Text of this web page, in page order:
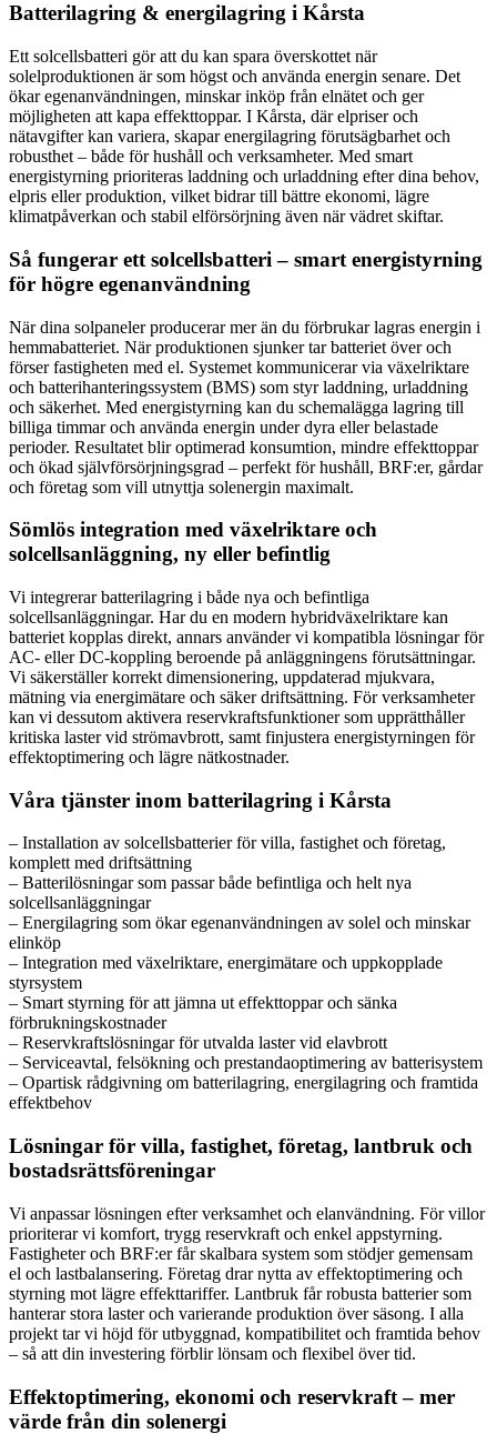
Batterilagring & energilagring i Kårsta
Ett solcellsbatteri gör att du kan spara överskottet när
solelproduktionen är som högst och använda energin senare. Det
ökar egenanvändningen, minskar inköp från elnätet och ger
möjligheten att kapa effekttoppar. I Kårsta, där elpriser och
nätavgifter kan variera, skapar energilagring förutsägbarhet och
robusthet – både för hushåll och verksamheter. Med smart
energistyrning prioriteras laddning och urladdning efter dina behov,
elpris eller produktion, vilket bidrar till bättre ekonomi, lägre
klimatpåverkan och stabil elförsörjning även när vädret skiftar.
Så fungerar ett solcellsbatteri – smart energistyrning
för högre egenanvändning
När dina solpaneler producerar mer än du förbrukar lagras energin i
hemmabatteriet. När produktionen sjunker tar batteriet över och
förser fastigheten med el. Systemet kommunicerar via växelriktare
och batterihanteringssystem (BMS) som styr laddning, urladdning
och säkerhet. Med energistyrning kan du schemalägga lagring till
billiga timmar och använda energin under dyra eller belastade
perioder. Resultatet blir optimerad konsumtion, mindre effekttoppar
och ökad självförsörjningsgrad – perfekt för hushåll, BRF:er, gårdar
och företag som vill utnyttja solenergin maximalt.
Sömlös integration med växelriktare och
solcellsanläggning, ny eller befintlig
Vi integrerar batterilagring i både nya och befintliga
solcellsanläggningar. Har du en modern hybridväxelriktare kan
batteriet kopplas direkt, annars använder vi kompatibla lösningar för
AC- eller DC-koppling beroende på anläggningens förutsättningar.
Vi säkerställer korrekt dimensionering, uppdaterad mjukvara,
mätning via energimätare och säker driftsättning. För verksamheter
kan vi dessutom aktivera reservkraftsfunktioner som upprätthåller
kritiska laster vid strömavbrott, samt finjustera energistyrningen för
effektoptimering och lägre nätkostnader.
Våra tjänster inom batterilagring i Kårsta
– Installation av solcellsbatterier för villa, fastighet och företag,
komplett med driftsättning
– Batterilösningar som passar både befintliga och helt nya
solcellsanläggningar
– Energilagring som ökar egenanvändningen av solel och minskar
elinköp
– Integration med växelriktare, energimätare och uppkopplade
styrsystem
– Smart styrning för att jämna ut effekttoppar och sänka
förbrukningskostnader
– Reservkraftslösningar för utvalda laster vid elavbrott
– Serviceavtal, felsökning och prestandaoptimering av batterisystem
– Opartisk rådgivning om batterilagring, energilagring och framtida
effektbehov
Lösningar för villa, fastighet, företag, lantbruk och
bostadsrättsföreningar
Vi anpassar lösningen efter verksamhet och elanvändning. För villor
prioriterar vi komfort, trygg reservkraft och enkel appstyrning.
Fastigheter och BRF:er får skalbara system som stödjer gemensam
el och lastbalansering. Företag drar nytta av effektoptimering och
styrning mot lägre effekttariffer. Lantbruk får robusta batterier som
hanterar stora laster och varierande produktion över säsong. I alla
projekt tar vi höjd för utbyggnad, kompatibilitet och framtida behov
– så att din investering förblir lönsam och flexibel över tid.
Effektoptimering, ekonomi och reservkraft – mer
värde från din solenergi